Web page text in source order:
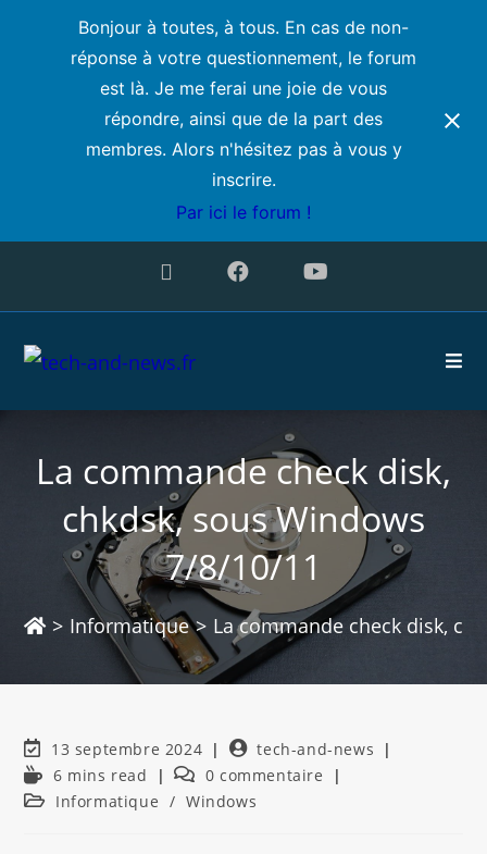
Bonjour à toutes, à tous. En cas de non-
réponse à votre questionnement, le forum
est là. Je me ferai une joie de vous
répondre, ainsi que de la part des
membres. Alors n'hésitez pas à vous y
inscrire.
Par ici le forum !
La commande check disk,
chkdsk, sous Windows
7/8/10/11
> Informatique > La commande check disk,
13 septembre 2024
tech-and-news
6 mins read
0 commentaire
Informatique / Windows